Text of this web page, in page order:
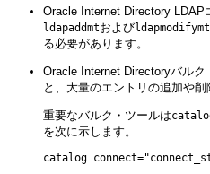
Oracle Internet Directory LDAP
ldapaddmtおよびldapmodifymt
る必要があります。
Oracle Internet Directoryバルク
と、大量のエントリの追加や
重要なバルク・ツールは
を次に示します。